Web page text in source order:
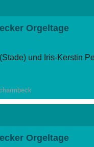
Orgeltage
und Iris-Kerstin
9, S. 12
Orgeltage